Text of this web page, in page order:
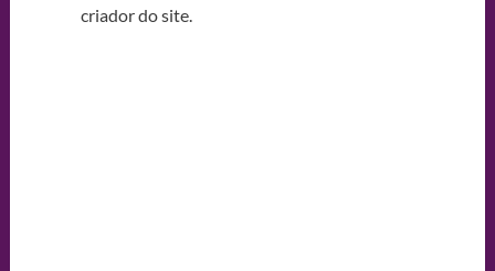
criador do site.